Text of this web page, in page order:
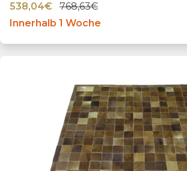
538,04€
768,63€
Innerhalb 1 Woche